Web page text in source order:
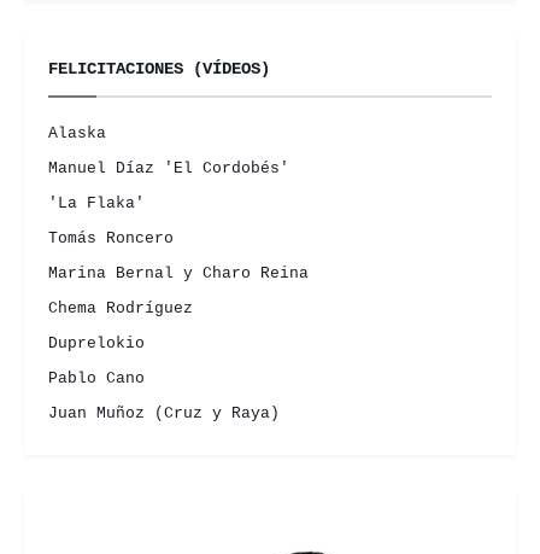
FELICITACIONES (VÍDEOS)
Alaska
Manuel Díaz 'El Cordobés'
'La Flaka'
Tomás Roncero
Marina Bernal y Charo Reina
Chema Rodríguez
Duprelokio
Pablo Cano
Juan Muñoz (Cruz y Raya)